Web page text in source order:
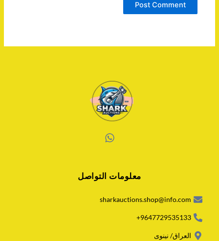
W
t
a
معلومات التواصل
sharkauctions.shop@info.com
9647729535133+
العراق/ نينوى